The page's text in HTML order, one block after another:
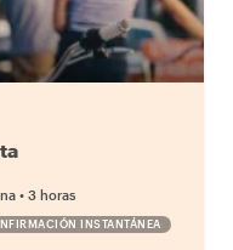
• 3 horas
INSTANTÁNEA